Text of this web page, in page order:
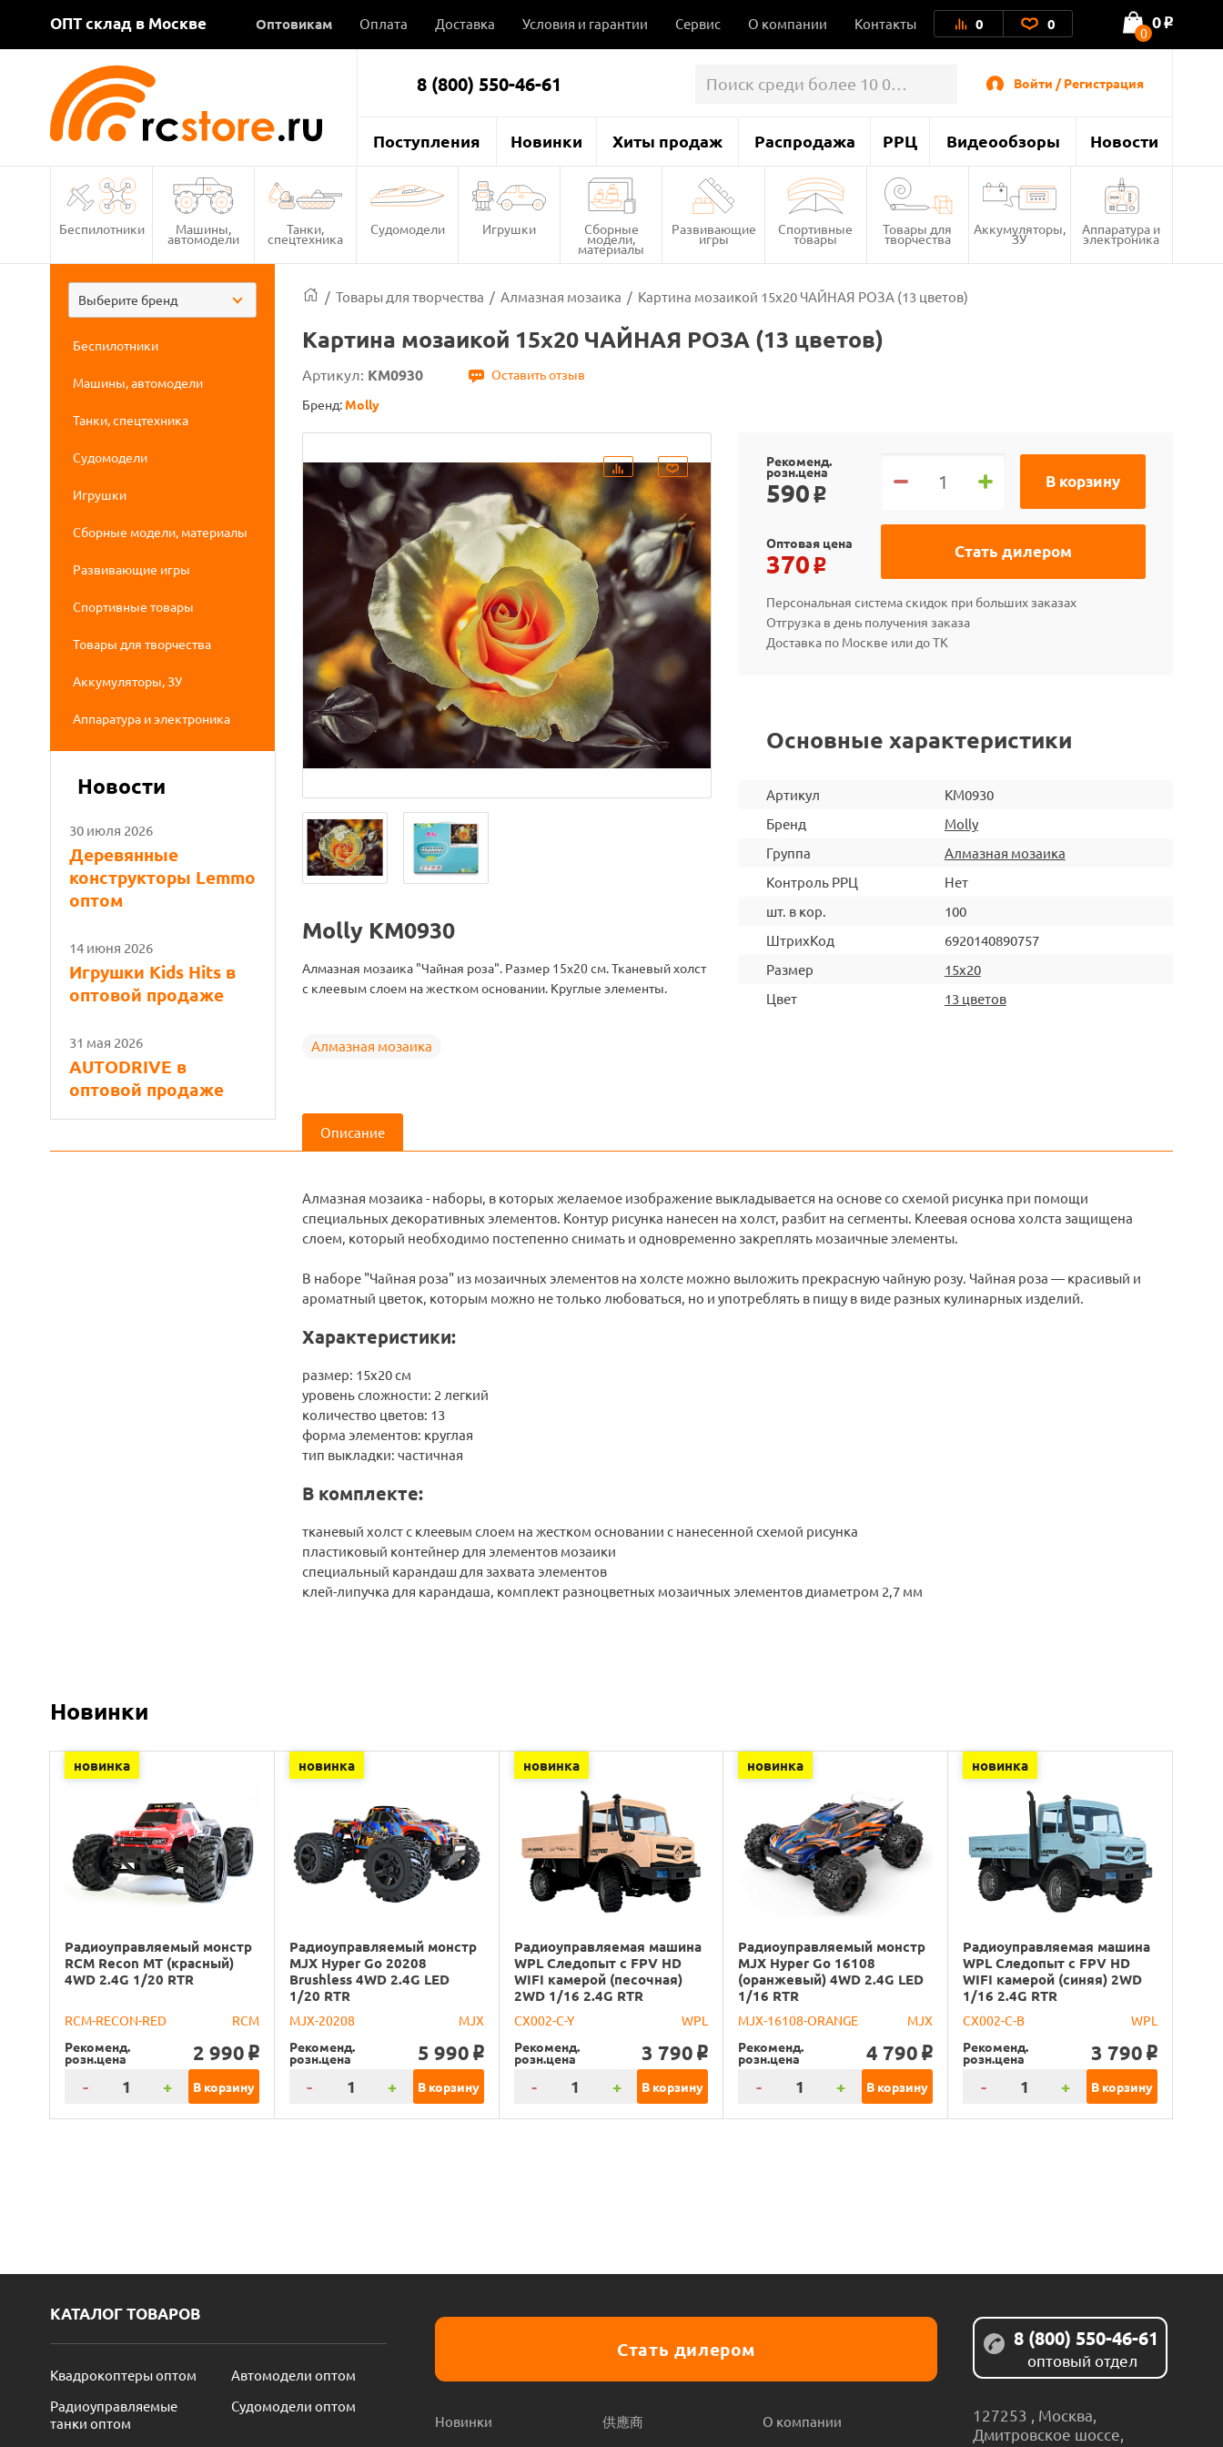
ОПТ склад в Москве Оптовикам Оплата Доставка Условия и гарантии Сервис О компании Контакты 0 0 0
0 o
8 (800) 550-46-61 Войти / Регистрация
Поступления Новинки Хиты продаж Распродажа РРЦ Видеообзоры Новости
Беспилотники Машины,
автомодели
Танки,
спецтехника
Судомодели Игрушки Сборные
модели,
материалы
Развивающие
игры
Спортивные
товары
Товары для
творчества
Аккумуляторы,
ЗУ
Аппаратура и
электроника
Выберите бренд
Беспилотники
Машины, автомодели
Танки, спецтехника
Судомодели
Игрушки
Сборные модели, материалы
Развивающие игры
Спортивные товары
Товары для творчества
Аккумуляторы, ЗУ
Аппаратура и электроника
Новости
30 июля 2026
Деревянные
конструкторы Lemmo
оптом
14 июня 2026
Игрушки Kids Hits в
оптовой продаже
31 мая 2026
AUTODRIVE в
оптовой продаже
/ Товары для творчества / Алмазная мозаика / Картина мозаикой 15х20 ЧАЙНАЯ РОЗА (13 цветов)
Картина мозаикой 15х20 ЧАЙНАЯ РОЗА (13 цветов)
Артикул: KM0930
Оставить отзыв
Бренд: Molly
Molly KM0930
Алмазная мозаика "Чайная роза". Размер 15х20 см. Тканевый холст
с клеевым слоем на жестком основании. Круглые элементы.
Алмазная мозаика
Рекоменд.
розн.цена
590 o
В корзину
Стать дилером
Оптовая цена
370 o
Персональная система скидок при больших заказах
Отгрузка в день получения заказа
Доставка по Москве или до ТК
Основные характеристики
Артикул
KM0930
Бренд
Molly
Группа
Алмазная мозаика
Контроль РРЦ
Нет
шт. в кор.
100
ШтрихКод
6920140890757
Размер
15х20
Цвет
13 цветов
Описание
Алмазная мозаика - наборы, в которых желаемое изображение выкладывается на основе со схемой рисунка при помощи
специальных декоративных элементов. Контур рисунка нанесен на холст, разбит на сегменты. Клеевая основа холста защищена
слоем, который необходимо постепенно снимать и одновременно закреплять мозаичные элементы.
В наборе "Чайная роза" из мозаичных элементов на холсте можно выложить прекрасную чайную розу. Чайная роза — красивый и
ароматный цветок, которым можно не только любоваться, но и употреблять в пищу в виде разных кулинарных изделий.
Характеристики:
размер: 15х20 см
уровень сложности: 2 легкий
количество цветов: 13
форма элементов: круглая
тип выкладки: частичная
В комплекте:
тканевый холст с клеевым слоем на жестком основании с нанесенной схемой рисунка
пластиковый контейнер для элементов мозаики
специальный карандаш для захвата элементов
клей-липучка для карандаша, комплект разноцветных мозаичных элементов диаметром 2,7 мм
Новинки
новинка
Радиоуправляемый монстр
RCM Recon MT (красный)
4WD 2.4G 1/20 RTR
RCM-RECON-RED
RCM
Рекоменд.
розн.цена 2 990 o
- + В корзину
новинка
Радиоуправляемый монстр
MJX Hyper Go 20208
Brushless 4WD 2.4G LED
1/20 RTR
MJX-20208
MJX
Рекоменд.
розн.цена 5 990 o
- + В корзину
новинка
Радиоуправляемая машина
WPL Следопыт с FPV HD
WIFI камерой (песочная)
2WD 1/16 2.4G RTR
CX002-C-Y
WPL
Рекоменд.
розн.цена 3 790 o
- + В корзину
новинка
Радиоуправляемый монстр
MJX Hyper Go 16108
(оранжевый) 4WD 2.4G LED
1/16 RTR
MJX-16108-ORANGE
MJX
Рекоменд.
розн.цена 4 790 o
- + В корзину
новинка
Радиоуправляемая машина
WPL Следопыт с FPV HD
WIFI камерой (синяя) 2WD
1/16 2.4G RTR
CX002-C-B
WPL
Рекоменд.
розн.цена 3 790 o
- + В корзину
КАТАЛОГ ТОВАРОВ
Квадрокоптеры оптом
Автомодели оптом
Радиоуправляемые
танки оптом
Судомодели оптом
Стать дилером
Новинки 供應商 О компании
8 (800) 550-46-61
оптовый отдел
127253 Москва
Дмитровское шоссе,